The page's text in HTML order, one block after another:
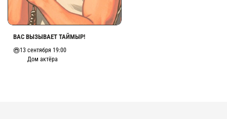
ВАС ВЫЗЫВАЕТ ТАЙМЫР!
13 сентября 19:00
Дом актёра